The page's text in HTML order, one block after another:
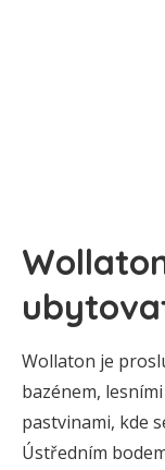
Wollaton je
bazénem,
pastvinami, kde
Ústředním